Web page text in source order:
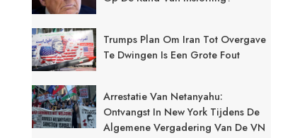
Trumps Plan Om Iran Tot Overgave
Te Dwingen Is Een Grote Fout
Arrestatie Van Netanyahu:
Ontvangst In New York Tijdens De
Algemene Vergadering Van De VN